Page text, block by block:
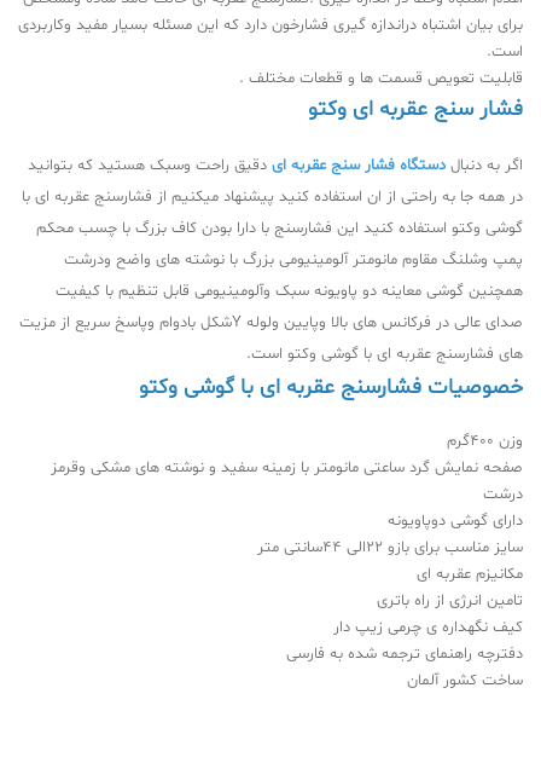
برای بیان اشتباه دراندازه گیری فشارخون دارد که این مسئله بسیار مفید وکاربردی
است.
قابلیت تعویص قسمت ها و قطعات مختلف .
فشار سنج عقربه ای وکتو
اگر به دنبال دستگاه فشار سنج عقربه ای دقیق راحت وسبک هستید که بتوانید
در همه جا به راحتی از ان استفاده کنید پیشنهاد میکنیم از فشارسنج عقربه ای با
گوشی وکتو استفاده کنید این فشارسنج با دارا بودن کاف بزرگ با چسب محکم
پمپ وشلنگ مقاوم مانومتر آلومینیومی بزرگ با نوشته های واضح ودرشت
همچنین گوشی معاینه دو پاویونه سبک وآلومینیومی قابل تنظیم با کیفیت
صدای عالی در فرکانس های بالا وپایین ولوله Yشکل بادوام وپاسخ سریع از مزیت
های فشارسنج عقربه ای با گوشی وکتو است.
خصوصیات فشارسنج عقربه ای با گوشی وکتو
وزن 400گرم
صفحه نمایش گرد ساعتی مانومتر با زمینه سفید و نوشته های مشکی وقرمز
درشت
دارای گوشی دوپاویونه
سایز مناسب برای بازو 22الی 44سانتی متر
مکانیزم عقربه ای
تامین انرژی از راه باتری
کیف نگهداره ی چرمی زیپ دار
دفترچه راهنمای ترجمه شده به فارسی
ساخت کشور آلمان